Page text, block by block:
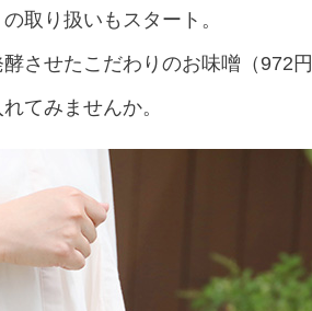
の取り扱いもスタート。
させたこだわりのお味噌（972
てみませんか。